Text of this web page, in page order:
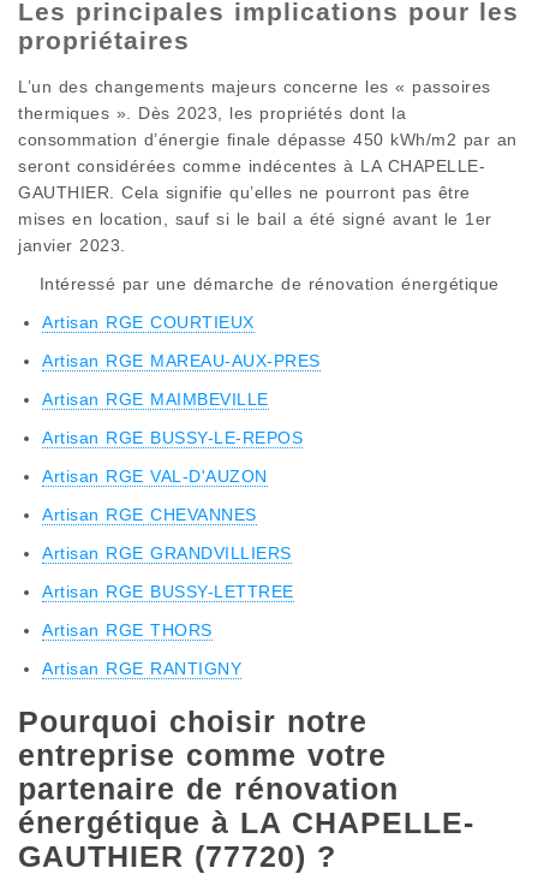
Les principales implications pour les
propriétaires
L’un des changements majeurs concerne les « passoires
thermiques ». Dès 2023, les propriétés dont la
consommation d’énergie finale dépasse 450 kWh/m2 par an
seront considérées comme indécentes à LA CHAPELLE-
GAUTHIER. Cela signifie qu’elles ne pourront pas être
mises en location, sauf si le bail a été signé avant le 1er
janvier 2023.
Intéressé par une démarche de rénovation énergétique
Artisan RGE COURTIEUX
Artisan RGE MAREAU-AUX-PRES
Artisan RGE MAIMBEVILLE
Artisan RGE BUSSY-LE-REPOS
Artisan RGE VAL-D'AUZON
Artisan RGE CHEVANNES
Artisan RGE GRANDVILLIERS
Artisan RGE BUSSY-LETTREE
Artisan RGE THORS
Artisan RGE RANTIGNY
Pourquoi choisir notre
entreprise comme votre
partenaire de rénovation
énergétique à LA CHAPELLE-
GAUTHIER (77720) ?